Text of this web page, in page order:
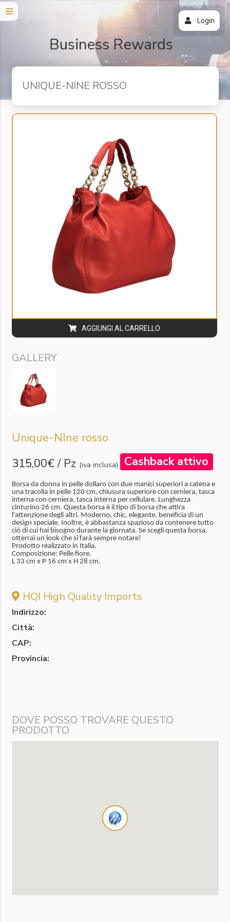
UNIQUE-NINE ROSSO
AGGIUNGI AL CARRELLO
GALLERY
Unique-NIne rosso
315,00€/ Pz (iva inclusa) Cashback attivo
Borsa da donna in pelle dollaro con due manici superiori a catena e
una tracolla in pelle 120 cm, chiusura superiore con cerniera, tasca
interna con cerniera, tasca interna per cellulare. Lunghezza
cinturino 26 cm. Questa borsa è il tipo di borsa che attira
l'attenzione degli altri. Moderno, chic, elegante, beneficia di un
design speciale. Inoltre, è abbastanza spazioso da contenere tutto
ciò di cui hai bisogno durante la giornata. Se scegli questa borsa,
otterrai un look che si farà sempre notare!
Prodotto realizzato in Italia.
Composizione: Pelle fiore.
L 33 cm x P 16 cm x H 28 cm.
HQI High Quality Imports
Indirizzo:
Città:
CAP:
Provincia:
DOVE POSSO TROVARE QUESTO
PRODOTTO
Login